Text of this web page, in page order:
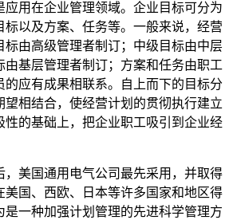
应用在企业管理领域。企业目标可分为
标以及方案、任务等。一般来说，经营
标由高级管理者制订；中级目标由中层
由基层管理者制订；方案和任务由职工
的应有成果相联系。自上而下的目标分
望相结合，使经营计划的贯彻执行建立
性的基础上，把企业职工吸引到企业经
，美国通用电气公司最先采用，并取得
美国、西欧、日本等许多国家和地区得
是一种加强计划管理的先进科学管理方